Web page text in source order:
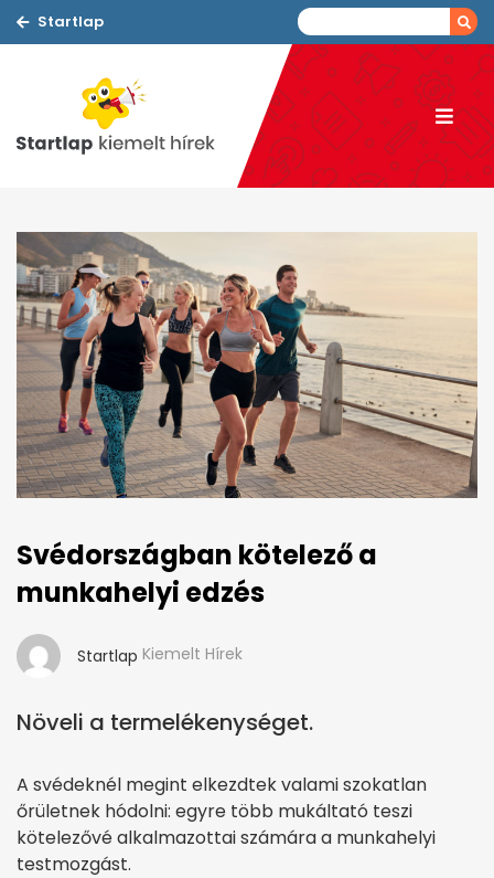
Startlap
Svédországban kötelező a
munkahelyi edzés
Startlap Kiemelt Hírek
Növeli a termelékenységet.
A svédeknél megint elkezdtek valami szokatlan
őrületnek hódolni: egyre több mukáltató teszi
kötelezővé alkalmazottai számára a munkahelyi
testmozgást.